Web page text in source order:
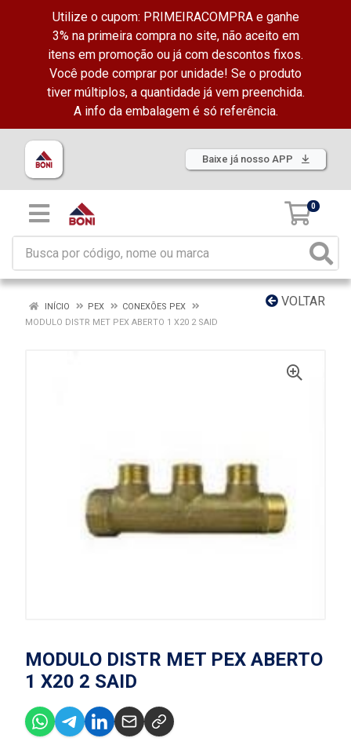
Utilize o cupom: PRIMEIRACOMPRA e ganhe
3% na primeira compra no site, não aceito em
itens em promoção ou já com descontos fixos.
Você pode comprar por unidade! Se o produto
tiver múltiplos, a quantidade já vem preenchida.
A info da embalagem é só referência.
Baixe já nosso APP
0
VOLTAR
INÍCIO PEX
CONEXÕES PEX
MODULO DISTR MET PEX ABERTO 1 X20 2 SAID
MODULO DISTR MET PEX ABERTO
1 X20 2 SAID